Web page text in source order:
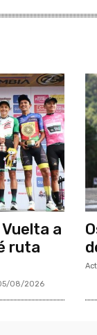
a
ruta
08/2026